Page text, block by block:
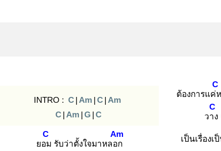
INTRO : C | Am | C | Am
C | Am | G | C
ยอม
C
รับว่าตั้งใจมาหลอก
Am
ต้องการแค่ห
C
วาง
C
เป็นเรื่องเ